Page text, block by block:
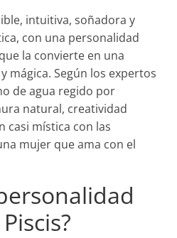
intuitiva, soñadora y
con una personalidad
la convierte en una
mágica. Según los expertos
de agua regido por
natural, creatividad
casi mística con las
mujer que ama con el